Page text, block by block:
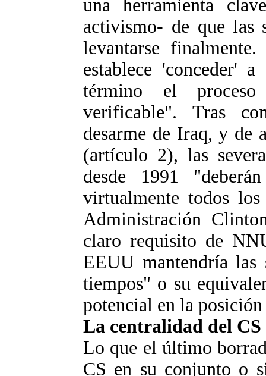
una herramienta
activismo- de que las
levantarse
establece 'conceder'
término el
verificable". Tras
desarme de Iraq, y de
(artículo 2), las
desde 1991
virtualmente todos
Administración
claro requisito de
EEUU mantendría
tiempos" o su
potencial en la
La centralidad del CS
Lo que el último
CS en su conjunto o